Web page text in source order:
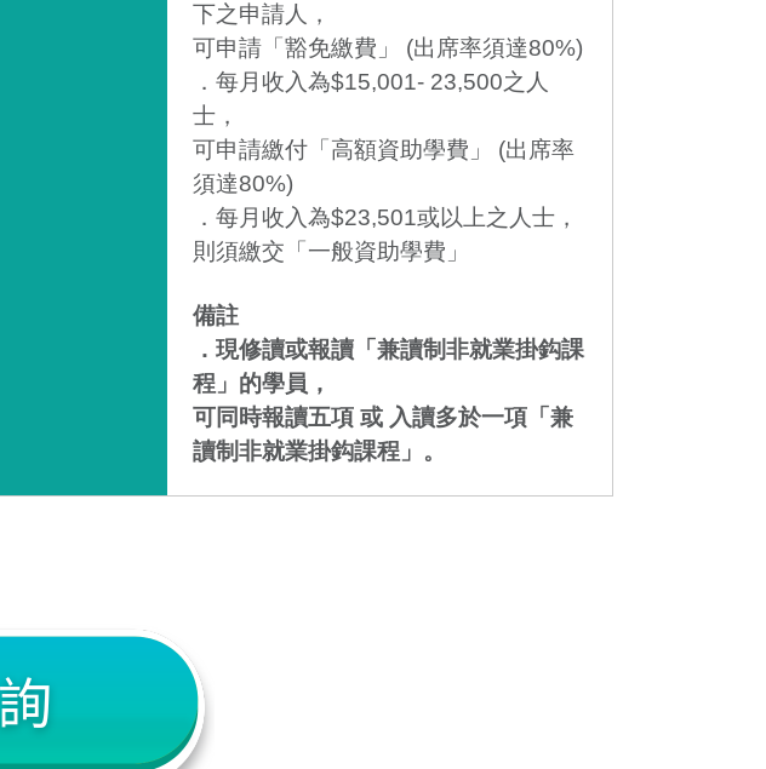
下之申請人，
可申請「豁免繳費」 (出席率須達80%)
．每月收入為$15,001- 23,500之人
士，
可申請繳付「高額資助學費」 (出席率
須達80%)
．每月收入為$23,501或以上之人士，
則須繳交「一般資助學費」
備註
．現修讀或報讀「兼讀制非就業掛鈎課
程」的學員，
可同時報讀五項 或 入讀多於一項「兼
讀制非就業掛鈎課程」。